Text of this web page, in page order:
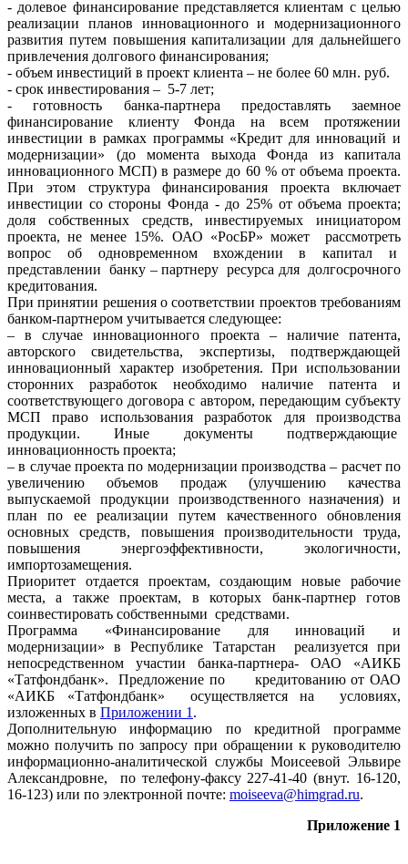
- долевое финансирование представляется клиентам с целью
реализации планов инновационного и модернизационного
развития путем повышения капитализации для дальнейшего
привлечения долгового финансирования;
- объем инвестиций в проект клиента – не более 60 млн. руб.
- срок инвестирования – 5-7 лет;
- готовность банка-партнера предоставлять заемное
финансирование клиенту Фонда на всем протяжении
инвестиции в рамках программы «Кредит для инноваций и
модернизации» (до момента выхода Фонда из капитала
инновационного МСП) в размере до 60 % от объема проекта.
При этом структура финансирования проекта включает
инвестиции со стороны Фонда - до 25% от объема проекта;
доля собственных средств, инвестируемых инициатором
проекта, не менее 15%. ОАО «РосБР» может рассмотреть
вопрос об одновременном вхождении в капитал и
представлении банку – партнеру ресурса для долгосрочного
кредитования.
При принятии решения о соответствии проектов требованиям
банком-партнером учитывается следующее:
– в случае инновационного проекта – наличие патента,
авторского свидетельства, экспертизы, подтверждающей
инновационный характер изобретения. При использовании
сторонних разработок необходимо наличие патента и
соответствующего договора с автором, передающим субъекту
МСП право использования разработок для производства
продукции. Иные документы подтверждающие
инновационность проекта;
– в случае проекта по модернизации производства – расчет по
увеличению объемов продаж (улучшению качества
выпускаемой продукции производственного назначения) и
план по ее реализации путем качественного обновления
основных средств, повышения производительности труда,
повышения энергоэффективности, экологичности,
импортозамещения.
Приоритет отдается проектам, создающим новые рабочие
места, а также проектам, в которых банк-партнер готов
соинвестировать собственными средствами.
Программа «Финансирование для инноваций и
модернизации» в Республике Татарстан реализуется при
непосредственном участии банка-партнера- ОАО «АИКБ
«Татфондбанк». Предложение по кредитованию от ОАО
«АИКБ «Татфондбанк» осуществляется на условиях,
изложенных в Приложении 1 .
Дополнительную информацию по кредитной программе
можно получить по запросу при обращении к руководителю
информационно-аналитической службы Моисеевой Эльвире
Александровне, по телефону-факсу 227-41-40 (внут. 16-120,
16-123) или по электронной почте: moiseeva@himgrad.ru.
Приложение 1